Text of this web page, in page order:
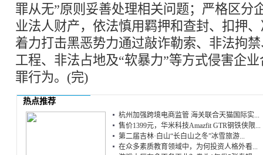
罪从无”原则妥善处理相关问题；严格区分
业法人财产，依法慎用羁押和查封、扣押
着力打击黑恶势力通过敲诈勒索、非法拘
工程、非法占地及“软暴力”等方式侵害企
罪行为。(完)
热点推荐
杭州加强跨境电商监管 海关联合天猫国际实...
售价1399元，华米科技Amazfit GTR钢铁侠限...
第二届吉林·白山“长白山之冬”冰雪旅游...
在众多素质教育领域中，为何投资人格外看...